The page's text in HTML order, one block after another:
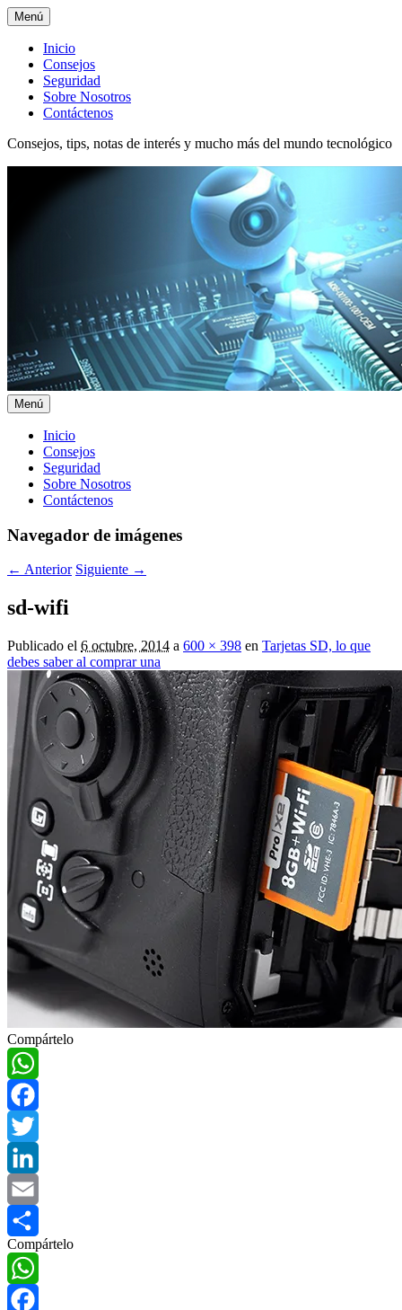
Menú
Menú
superior
Inicio
Consejos
Seguridad
Sobre Nosotros
Contáctenos
Consejos, tips, notas de interés y mucho más del mundo tecnológico
Menú
Menú
principal
Inicio
Consejos
Seguridad
Sobre Nosotros
Contáctenos
Navegador de imágenes
← Anterior Siguiente →
sd-wifi
Publicado el 6 octubre, 2014 a 600 × 398 en Tarjetas SD, lo que
debes saber al comprar una
Compártelo
WhatsApp
Facebook
Twitter
LinkedIn
Email
Compartir
Compártelo
WhatsApp